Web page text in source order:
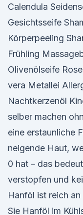
Calendula
Gesichtsseife
Körperpeeling
Frühling
Olivenölseife
vera Metallei
Nachtkerzenöl
selber machen
eine erstaunliche
neigende Haut,
0 hat – das
verstopfen und
Hanföl ist reich
Sie Hanföl im